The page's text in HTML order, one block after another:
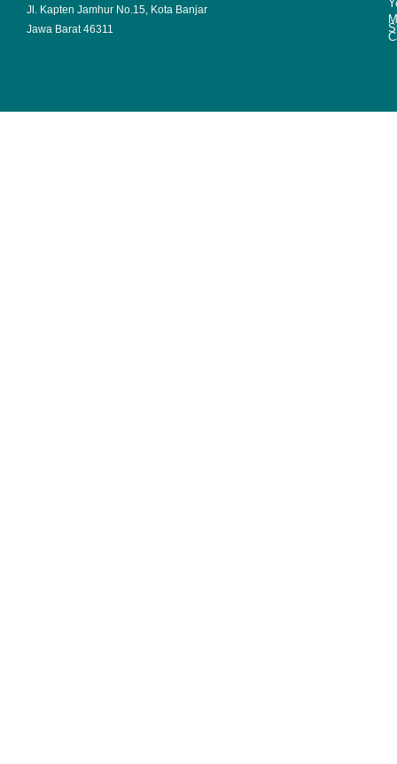
Jl. Kapten Jamhur No.15, Kota Banjar
Jawa Barat 46311